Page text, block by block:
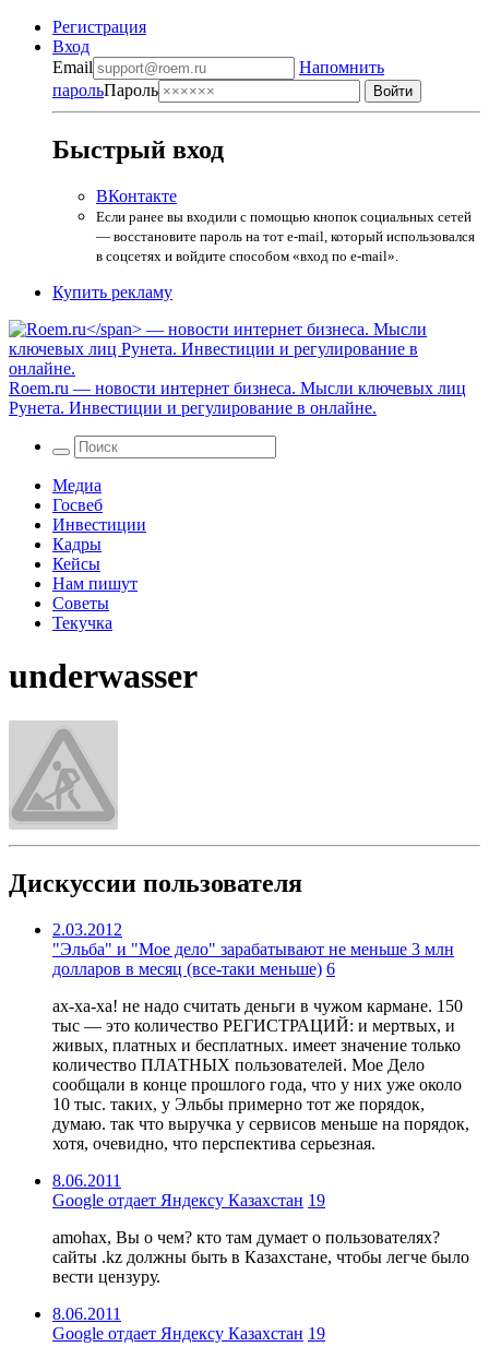
Регистрация
Вход
Email
Напомнить
парольПароль
Быстрый вход
ВКонтакте
Если ранее вы входили с помощью кнопок социальных сетей
— восстановите пароль на тот e-mail, который использовался
в соцсетях и войдите способом «вход по e-mail».
Купить рекламу
Roem.ru — новости интернет бизнеса. Мысли ключевых лиц
Рунета. Инвестиции и регулирование в онлайне.
Медиа
Госвеб
Инвестиции
Кадры
Кейсы
Нам пишут
Советы
Текучка
underwasser
Дискуссии пользователя
2.03.2012
"Эльба" и "Мое дело" зарабатывают не меньше 3 млн
долларов в месяц (все-таки меньше) 6
ах-ха-ха! не надо считать деньги в чужом кармане. 150
тыс — это количество РЕГИСТРАЦИЙ: и мертвых, и
живых, платных и бесплатных. имеет значение только
количество ПЛАТНЫХ пользователей. Мое Дело
сообщали в конце прошлого года, что у них уже около
10 тыс. таких, у Эльбы примерно тот же порядок,
думаю. так что выручка у сервисов меньше на порядок,
хотя, очевидно, что перспектива серьезная.
8.06.2011
Google отдает Яндексу Казахстан 19
amohax, Вы о чем? кто там думает о пользователях?
сайты .kz должны быть в Казахстане, чтобы легче было
вести цензуру.
8.06.2011
Google отдает Яндексу Казахстан 19